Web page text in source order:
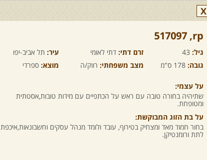
X
rp,‏ 517097
גיל: 43 זרם דתי: דתי לאומי עיר: תל אביב-יפו
גובה: 178 ס"מ מצב משפחתי: רווק/ה מוצא: ספרדי
על עצמי:
שתיהיה בחורה טובה עם ראש על הכתפיים עם מידות טובות,אסטתית
ומטופחת.
על בת הזוג המבוקשת:
בחור חמוד מאד ומצחיק בטירוף, עובד ולומד מנהל עסקים וחשבונאות,איכפת
לתת ורומנטיקן.